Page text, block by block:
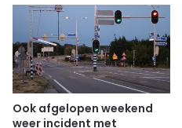
Ook afgelopen weekend
weer incident met